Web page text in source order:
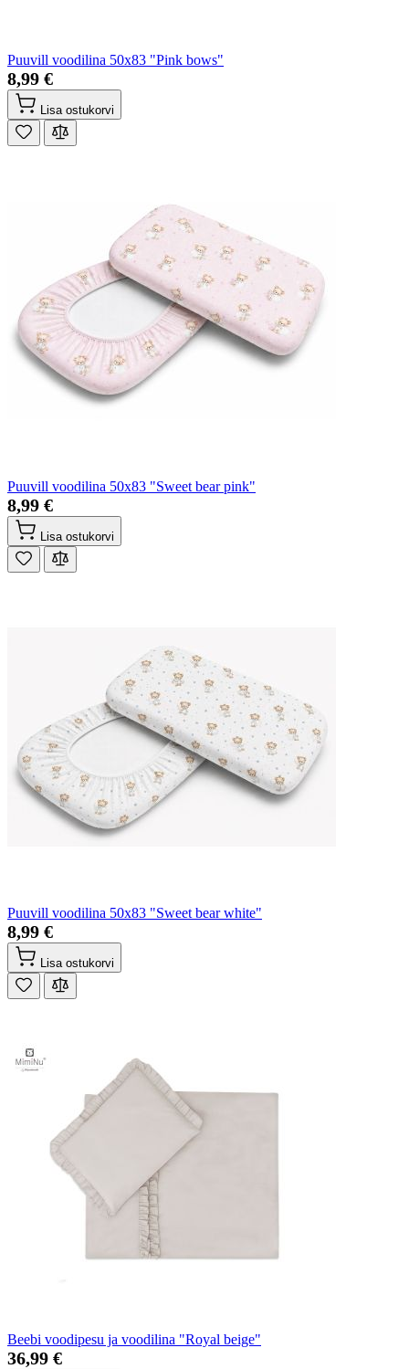
Puuvill voodilina 50x83 "Pink bows"
8,99 €
Lisa ostukorvi
Puuvill voodilina 50x83 "Sweet bear pink"
8,99 €
Lisa ostukorvi
Puuvill voodilina 50x83 "Sweet bear white"
8,99 €
Lisa ostukorvi
Beebi voodipesu ja voodilina "Royal beige"
36,99 €